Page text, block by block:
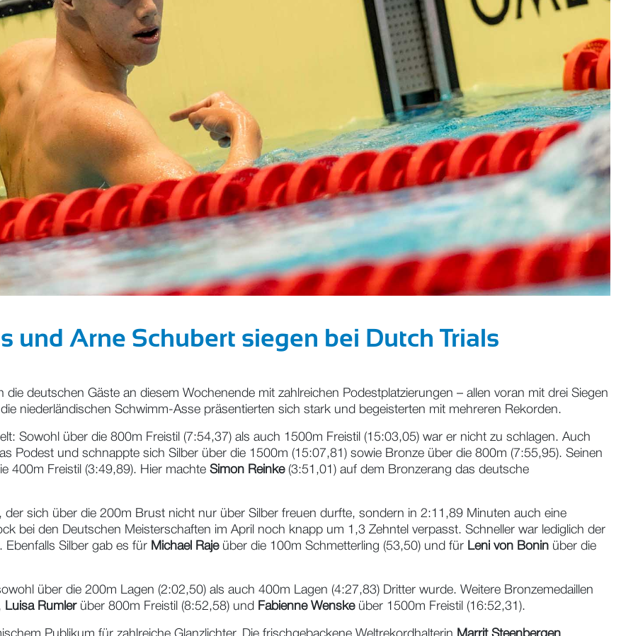
und Arne Schubert siegen bei Dutch Trials
deutschen Gäste an diesem Wochenende mit zahlreichen Podestplatzierungen – allen voran mit drei Siegen
niederländischen Schwimm-Asse präsentierten sich stark und begeisterten mit mehreren Rekorden.
Sowohl über die 800m Freistil (7:54,37) als auch 1500m Freistil (15:03,05) war er nicht zu schlagen. Auch
Podest und schnappte sich Silber über die 1500m (15:07,81) sowie Bronze über die 800m (7:55,95). Seinen
400m Freistil (3:49,89). Hier machte Simon Reinke (3:51,01) auf dem Bronzerang das deutsche
der sich über die 200m Brust nicht nur über Silber freuen durfte, sondern in 2:11,89 Minuten auch eine
bei den Deutschen Meisterschaften im April noch knapp um 1,3 Zehntel verpasst. Schneller war lediglich der
Ebenfalls Silber gab es für Michael Rajeüber die 100m Schmetterling (53,50) und für Leni von Bonin über die
über die 200m Lagen (2:02,50) als auch 400m Lagen (4:27,83) Dritter wurde. Weitere Bronzemedaillen
Luisa Rumlerüber 800m Freistil (8:52,58) und Fabienne Wenske über 1500m Freistil (16:52,31).